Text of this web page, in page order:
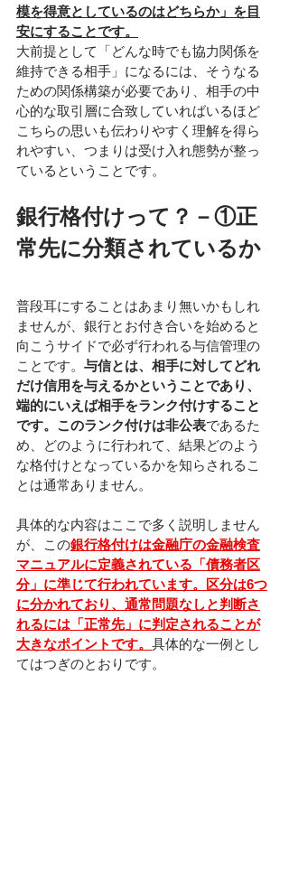
模を得意としているのはどちらか」を目
安にすることです。
大前提として「どんな時でも協力関係を
維持できる相手」になるには、そうなる
ための関係構築が必要であり、相手の中
心的な取引層に合致していればいるほど
こちらの思いも伝わりやすく理解を得ら
れやすい、つまりは受け入れ態勢が整っ
ているということです。
銀行格付けって？－①正
常先に分類されているか
普段耳にすることはあまり無いかもしれ
ませんが、銀行とお付き合いを始めると
向こうサイドで必ず行われる与信管理の
ことです。 与信とは、相手に対してどれ
だけ信用を与えるかということであり、
端的にいえば相手をランク付けすること
です。このランク付けは非公表であるた
め、どのように行われて、結果どのよう
な格付けとなっているかを知らされるこ
とは通常ありません。
具体的な内容はここで多く説明しません
が、この銀行格付けは金融庁の金融検査
マニュアルに定義されている「債務者区
分」に準じて行われています。区分は6つ
に分かれており、通常問題なしと判断さ
れるには「正常先」に判定されることが
大きなポイントです。 具体的な一例とし
てはつぎのとおりです。